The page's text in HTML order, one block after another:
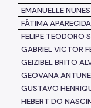
EMANUELLE
FÁTIMA
FELIPE TEODORO
GABRIEL VICTOR
GEIZIBEL BRITO
GEOVANA
GUSTAVO
HEBERT DO